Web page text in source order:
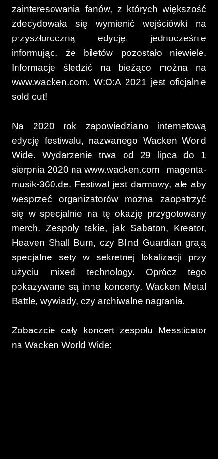
zainteresowania fanów, z których większość
zdecydowała się wymienić wejściówki na
przyszłoroczną edycję, jednocześnie
informując, że biletów pozostało niewiele.
Informacje śledzić na bieżąco można na
www.wacken.com. W:O:A 2021 jest oficjalnie
sold out!
Na 2020 rok zapowiedziano internetową
edycję festiwalu, nazwanego Wacken World
Wide. Wydarzenie trwa od 29 lipca do 1
sierpnia 2020 na www.wacken.com i magenta-
musik-360.de. Festiwal jest darmowy, ale aby
wesprzeć organizatorów można zaopatrzyć
się w specjalnie na tę okazję przygotowany
merch. Zespoły takie, jak Sabaton, Kreator,
Heaven Shall Burn, czy Blind Guardian grają
specjalne sety w sekretnej lokalizacji przy
użyciu mixed technology. Oprócz tego
pokazywane są inne koncerty, Wacken Metal
Battle, wywiady, czy archiwalne nagrania.
Zobaczcie cały koncert zespołu Messticator
na Wacken World Wide: